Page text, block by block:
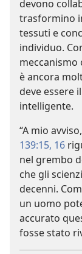
devono
trasformino
tessuti e
individuo.
meccanismo
è ancora
deve essere
intelligente.
“A mio
139:15, 16
nel grembo
che gli
decenni.
un uomo
accurato
fosse stato